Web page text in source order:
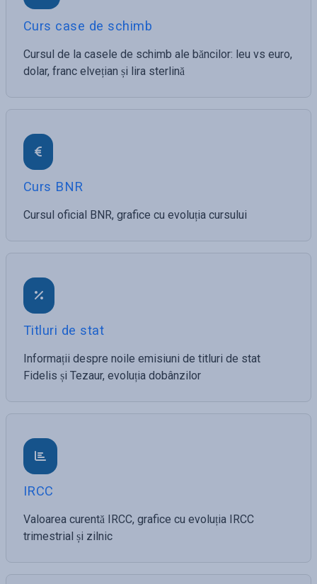
Curs case de schimb
Cursul de la casele de schimb ale băncilor: leu vs euro,
dolar, franc elvețian și lira sterlină
Curs BNR
Cursul oficial BNR, grafice cu evoluția cursului
Titluri de stat
Informații despre noile emisiuni de titluri de stat
Fidelis și Tezaur, evoluția dobânzilor
IRCC
Valoarea curentă IRCC, grafice cu evoluția IRCC
trimestrial și zilnic